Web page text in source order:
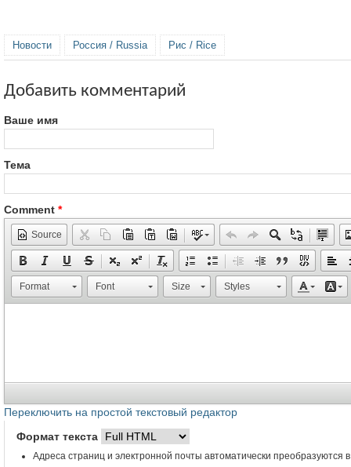
Новости Россия / Russia Рис / Rice
Добавить комментарий
Ваше имя
Тема
Comment *
Source
Format Font Size Styles
Переключить на простой текстовый редактор
Формат текста
Адреса страниц и электронной почты автоматически преобразуются